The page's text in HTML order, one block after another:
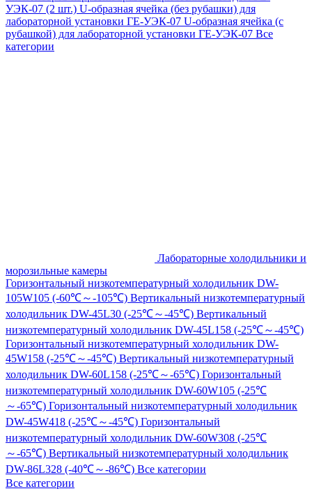
УЭК-07 (2 шт.) U-образная ячейка (без рубашки) для
лабораторной установки ГЕ-УЭК-07 U-образная ячейка (с
рубашкой) для лабораторной установки ГЕ-УЭК-07 Все
категории
Лабораторные холодильники и
морозильные камеры
Горизонтальный низкотемпературный холодильник DW-
105W105 (-60℃～-105℃) Вертикальный низкотемпературный
холодильник DW-45L30 (-25℃～-45℃) Вертикальный
низкотемпературный холодильник DW-45L158 (-25℃～-45℃)
Горизонтальный низкотемпературный холодильник DW-
45W158 (-25℃～-45℃) Вертикальный низкотемпературный
холодильник DW-60L158 (-25℃～-65℃) Горизонтальный
низкотемпературный холодильник DW-60W105 (-25℃
～-65℃) Горизонтальный низкотемпературный холодильник
DW-45W418 (-25℃～-45℃) Горизонтальный
низкотемпературный холодильник DW-60W308 (-25℃
～-65℃) Вертикальный низкотемпературный холодильник
DW-86L328 (-40℃～-86℃) Все категории
Все категории